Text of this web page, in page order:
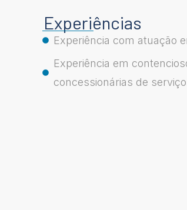
Experiências
Experiência com atuação
Experiência em
concessionárias de